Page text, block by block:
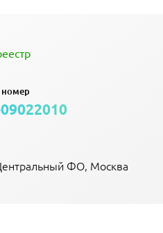
номер
ФО, Москва